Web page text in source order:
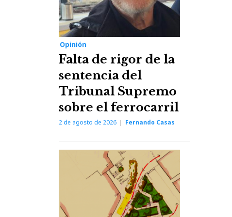
Opinión
Falta de rigor de la
sentencia del
Tribunal Supremo
sobre el ferrocarril
2 de agosto de 2026 Fernando Casas